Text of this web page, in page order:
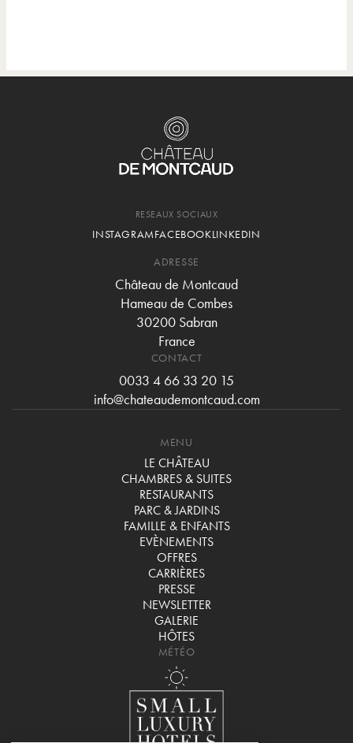
RESEAUX SOCIAUX
INSTAGRAMFACEBOOKLINKEDIN
ADRESSE
Château de Montcaud
Hameau de Combes
30200 Sabran
France
CONTACT
0033 4 66 33 20 15
info@chateaudemontcaud.com
MENU
LE CHÂTEAU
CHAMBRES & SUITES
RESTAURANTS
PARC & JARDINS
FAMILLE & ENFANTS
EVÈNEMENTS
OFFRES
CARRIÈRES
PRESSE
NEWSLETTER
GALERIE
HÔTES
MÉTÉO